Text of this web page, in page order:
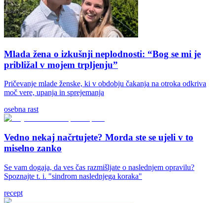
Mlada žena o izkušnji neplodnosti: “Bog se mi je
približal v mojem trpljenju”
Pričevanje mlade ženske, ki v obdobju čakanja na otroka odkriva
moč vere, upanja in sprejemanja
osebna rast
Vedno nekaj načrtujete? Morda ste se ujeli v to
miselno zanko
Se vam dogaja, da ves čas razmišljate o naslednjem opravilu?
Spoznajte t. i. "sindrom naslednjega koraka"
recept